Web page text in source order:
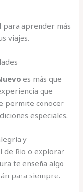
para aprender más
viajes.
es más que
que
permite conocer
especiales.
y
de Río o explorar
te enseña algo
para siempre.